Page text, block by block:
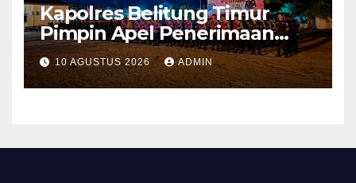
Kapolres Belitung Timur
Pimpin Apel Penerimaan
Personel BKO Satbrimob dan
Dit Samapta Polda Babel
10 AGUSTUS 2026 ADMIN